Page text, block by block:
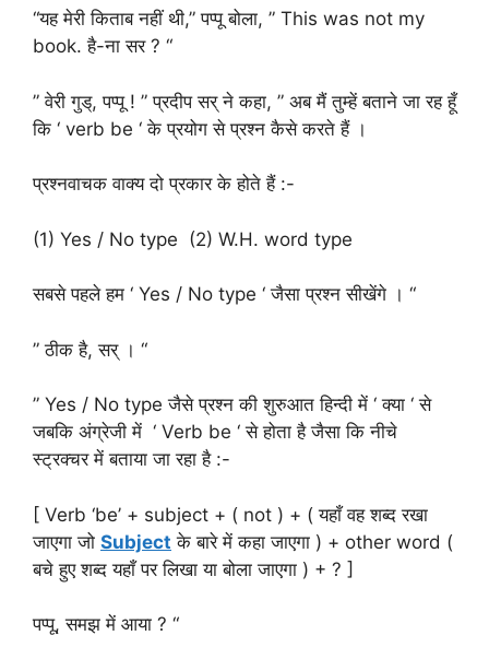
“यह मेरी किताब नहीं थी,” पप्पू बोला, ” This was not my
book. है-ना सर ? “
” वेरी गुड्, पप्पू ! ” प्रदीप सर् ने कहा, ” अब मैं तुम्हें बताने जा रह हूँ
कि ‘ verb be ‘ के प्रयोग से प्रश्न कैसे करते हैं ।
प्रश्नवाचक वाक्य दो प्रकार के होते हैं :-
(1) Yes / No type (2) W.H. word type
सबसे पहले हम ‘ Yes / No type ‘ जैसा प्रश्न सीखेंगे । “
” ठीक है, सर् । “
” Yes / No type जैसे प्रश्न की शुरुआत हिन्दी में ‘ क्या ‘ से
जबकि अंग्रेजी में ‘ Verb be ‘ से होता है जैसा कि नीचे
स्ट्रक्चर में बताया जा रहा है :-
[ Verb ‘be’ + subject + ( not ) + ( यहाँ वह शब्द रखा
जाएगा जो Subject के बारे में कहा जाएगा ) + other word (
बचे हुए शब्द यहाँ पर लिखा या बोला जाएगा ) + ? ]
पप्पू, समझ में आया ? “